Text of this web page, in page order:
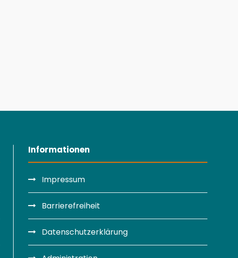
Informationen
Impressum
Barrierefreiheit
Datenschutzerklärung